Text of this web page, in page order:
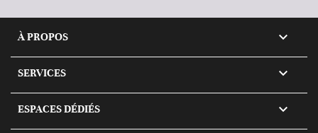
À PROPOS 
SERVICES 
ESPACES DÉDIÉS 